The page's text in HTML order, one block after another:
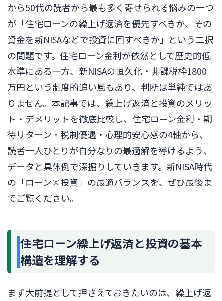
から50代の読者から最も多く寄せられる悩みの一つ
が「住宅ローンの繰上げ返済を優先すべきか、その
資金を新NISAなどで投資に回すべきか」という二択
の問題です。住宅ローン金利が依然として歴史的低
水準にある一方、新NISAの恒久化・非課税枠1800
万円という制度的追い風もあり、判断は単純ではあ
りません。本記事では、繰上げ返済と投資のメリッ
ト・デメリットを徹底比較し、住宅ローン金利・期
待リターン・税制優遇・心理的安心感の4軸から、
読者一人ひとりが自分なりの最適解を導けるよう、
データと具体例で深掘りしていきます。新NISA時代
の「ローン×投資」の最適バランスを、ぜひ最後ま
でご覧ください。
住宅ローン繰上げ返済と投資の基本
構造を理解する
まず大前提として押さえておきたいのは、繰上げ返